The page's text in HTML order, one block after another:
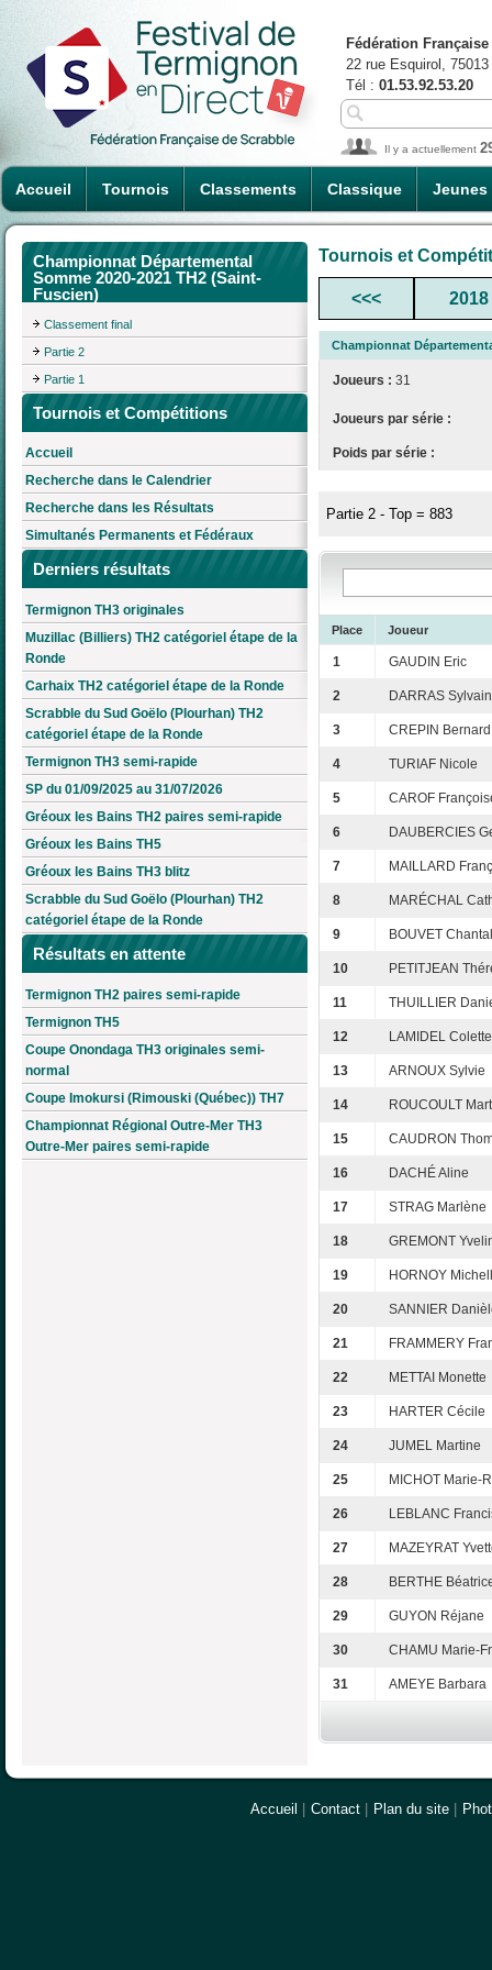
Accueil Tournois Classements Classique Jeunes
Fédération
22 rue Esquirol,
Tél : 01.53.92.53.20
Il y a actuellement
Championnat Départemental
Somme 2020-2021 TH2 (Saint-
Fuscien)
Classement final
Partie 2
Partie 1
Tournois et Compétitions
Accueil
Recherche dans le Calendrier
Recherche dans les Résultats
Simultanés Permanents et Fédéraux
Derniers résultats
Termignon TH3 originales
Muzillac (Billiers) TH2 catégoriel étape de la
Ronde
Carhaix TH2 catégoriel étape de la Ronde
Scrabble du Sud Goëlo (Plourhan) TH2
catégoriel étape de la Ronde
Termignon TH3 semi-rapide
SP du 01/09/2025 au 31/07/2026
Gréoux les Bains TH2 paires semi-rapide
Gréoux les Bains TH5
Gréoux les Bains TH3 blitz
Scrabble du Sud Goëlo (Plourhan) TH2
catégoriel étape de la Ronde
Résultats en attente
Termignon TH2 paires semi-rapide
Termignon TH5
Coupe Onondaga TH3 originales semi-
normal
Coupe Imokursi (Rimouski (Québec)) TH7
Championnat Régional Outre-Mer TH3
Outre-Mer paires semi-rapide
Tournois et
<<< 2018
Championnat
Joueurs : 31
Joueurs par série :
Poids par série :
Partie 2 - Top = 883
Place Joueur
1 GAUDIN Eric
2 DARRAS
3 CREPIN Bernard
4 TURIAF Nicole
5 CAROF
6 DAUBERCIES
7 MAILLARD
8 MARÉCHAL
9 BOUVET Chantal
10 PETITJEAN
11 THUILLIER
12 LAMIDEL Colette
13 ARNOUX Sylvie
14 ROUCOULT
15 CAUDRON
16 DACHÉ Aline
17 STRAG Marlène
18 GREMONT
19 HORNOY
20 SANNIER
21 FRAMMERY
22 METTAI Monette
23 HARTER Cécile
24 JUMEL Martine
25 MICHOT Marie-
26 LEBLANC
27 MAZEYRAT
28 BERTHE
29 GUYON Réjane
30 CHAMU Marie-
31 AMEYE Barbara
Accueil Contact Plan du site